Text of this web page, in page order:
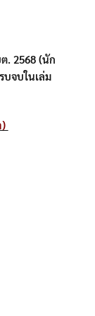
. 2568 (นัก
บจบในเล่ม